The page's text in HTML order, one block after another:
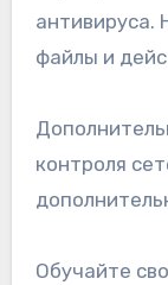
антивируса.
файлы и
контроля
Обучайте